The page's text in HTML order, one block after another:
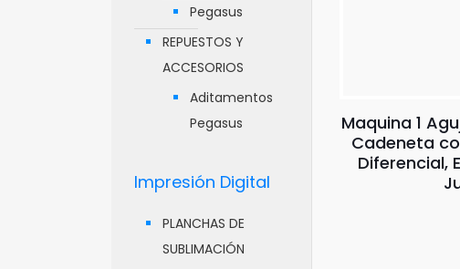
Maquina 1
Cadeneta
Diferencial,
Pegasus
REPUESTOS Y
ACCESORIOS
Aditamentos
Pegasus
Impresión Digital
PLANCHAS DE
SUBLIMACIÓN